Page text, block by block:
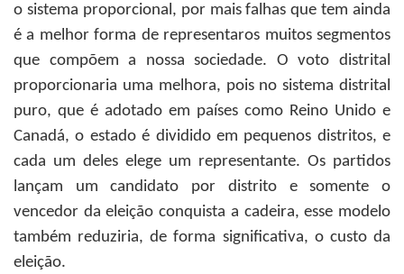
o sistema proporcional, por mais falhas que tem ainda
é a melhor forma de representaros muitos segmentos
que compõem a nossa sociedade. O voto distrital
proporcionaria uma melhora, pois no sistema distrital
puro, que é adotado em países como Reino Unido e
Canadá, o estado é dividido em pequenos distritos, e
cada um deles elege um representante. Os partidos
lançam um candidato por distrito e somente o
vencedor da eleição conquista a cadeira, esse modelo
também reduziria, de forma significativa, o custo da
eleição.